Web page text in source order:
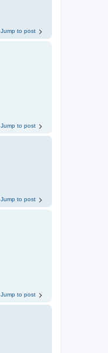
Jump to post
Jump to post
Jump to post
Jump to post